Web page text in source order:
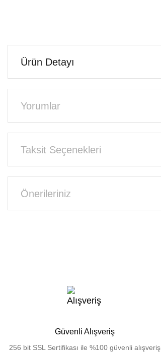
Ürün Detayı
Yorumlar
Taksit Seçenekleri
Önerileriniz
Güvenli Alışveriş
256 bit SSL Sertifikası ile %100 güvenli alışveriş